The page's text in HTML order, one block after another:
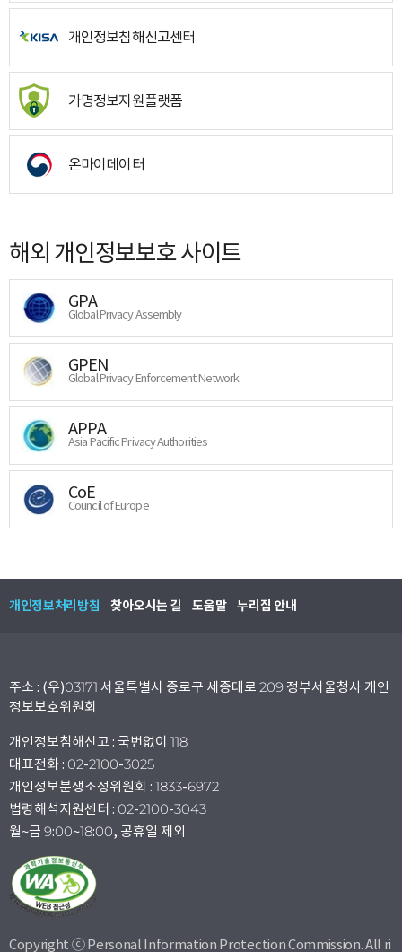
개인정보침해신고센터
가명정보지원플랫폼
온마이데이터
해외 개인정보보호 사이트
GPA
Global Privacy Assembly
GPEN
Global Privacy Enforcement Network
APPA
Asia Pacific Privacy Authorities
CoE
Council of Europe
개인정보처리방침 찾아오시는 길 도움말 누리집 안내
주소 : (우)03171 서울특별시 종로구 세종대로 209 정부서울청사 개인
정보보호위원회
개인정보침해신고 : 국번없이 118
대표전화 : 02-2100-3025
개인정보분쟁조정위원회 : 1833-6972
법령해석지원센터 : 02-2100-3043
월~금 9:00~18:00, 공휴일 제외
Copyright ⓒ Personal Information Protection Commission. All ri